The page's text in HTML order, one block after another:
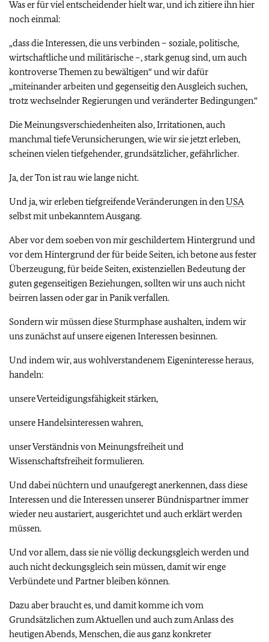
Was er für viel entscheidender hielt war, und ich zitiere ihn hier
noch einmal:
„dass die Interessen, die uns verbinden – soziale, politische,
wirtschaftliche und militärische –, stark genug sind, um auch
kontroverse Themen zu bewältigen“ und wir dafür
„miteinander arbeiten und gegenseitig den Ausgleich suchen,
trotz wechselnder Regierungen und veränderter Bedingungen.“
Die Meinungsverschiedenheiten also, Irritationen, auch
manchmal tiefe Verunsicherungen, wie wir sie jetzt erleben,
scheinen vielen tiefgehender, grundsätzlicher, gefährlicher.
Ja, der Ton ist rau wie lange nicht.
Und ja, wir erleben tiefgreifende Veränderungen in denUSA
selbst mit unbekanntem Ausgang.
Aber vor dem soeben von mir geschildertem Hintergrund und
vor dem Hintergrund der für beide Seiten, ich betone aus fester
Überzeugung, für beide Seiten, existenziellen Bedeutung der
guten gegenseitigen Beziehungen, sollten wir uns auch nicht
beirren lassen oder gar in Panik verfallen.
Sondern wir müssen diese Sturmphase aushalten, indem wir
uns zunächst auf unsere eigenen Interessen besinnen.
Und indem wir, aus wohlverstandenem Eigeninteresse heraus,
handeln:
unsere Verteidigungsfähigkeit stärken,
unsere Handelsinteressen wahren,
unser Verständnis von Meinungsfreiheit und
Wissenschaftsfreiheit formulieren.
Und dabei nüchtern und unaufgeregt anerkennen, dass diese
Interessen und die Interessen unserer Bündnispartner immer
wieder neu austariert, ausgerichtet und auch erklärt werden
müssen.
Und vor allem, dass sie nie völlig deckungsgleich werden und
auch nicht deckungsgleich sein müssen, damit wir enge
Verbündete und Partner bleiben können.
Dazu aber braucht es, und damit komme ich vom
Grundsätzlichen zum Aktuellen und auch zum Anlass des
heutigen Abends, Menschen, die aus ganz konkreter